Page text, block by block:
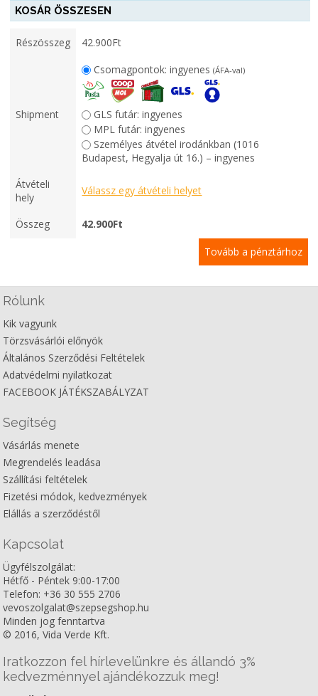
KOSÁR ÖSSZESEN
Részösszeg 42.900Ft
Shipment
Csomagpontok:ingyenes (ÁFA-val)
GLS futár: ingyenes
MPL futár: ingyenes
Személyes átvétel irodánkban (1016
Budapest, Hegyalja út 16.) – ingyenes
Átvételi
hely
Válassz egy átvételi helyet
Összeg 42.900Ft
Tovább a pénztárhoz
Rólunk
Kik vagyunk
Törzsvásárlói előnyök
Általános Szerződési Feltételek
Adatvédelmi nyilatkozat
FACEBOOK JÁTÉKSZABÁLYZAT
Segítség
Vásárlás menete
Megrendelés leadása
Szállítási feltételek
Fizetési módok, kedvezmények
Elállás a szerződéstől
Kapcsolat
Ügyfélszolgálat:
Hétfő - Péntek 9:00-17:00
Telefon: +36 30 555 2706
vevoszolgalat@szepsegshop.hu
Minden jog fenntartva
© 2016, Vida Verde Kft.
Iratkozzon fel hírlevelünkre és állandó 3%
kedvezménnyel ajándékozzuk meg!